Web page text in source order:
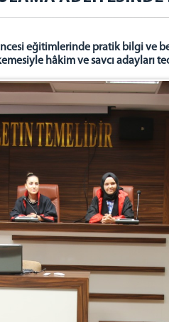
eğitimlerinde pratik bilgi
hâkim ve savcı adayları